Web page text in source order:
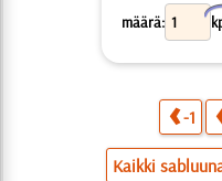
määrä:
-1
Kaikki